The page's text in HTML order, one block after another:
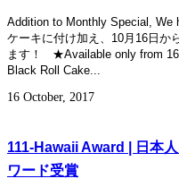
Addition to Monthly Special, We
ケーキに付け加え、10月16日か
ます！ ★Available only from
Black Roll Cake...
16 October, 2017
111-Hawaii Award | 日本
ワード受賞